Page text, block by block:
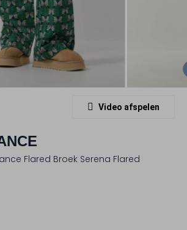
Video afspelen
Flared Broek Serena Flared